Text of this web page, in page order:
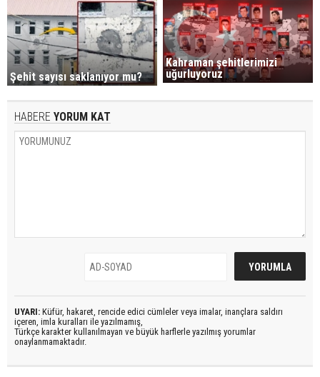
Şehit sayısı saklanıyor mu?
Kahraman şehitlerimizi
uğurluyoruz
HABERE YORUM KAT
UYARI: Küfür, hakaret, rencide edici cümleler veya imalar, inançlara saldırı
içeren, imla kuralları ile yazılmamış,
Türkçe karakter kullanılmayan ve büyük harflerle yazılmış yorumlar
onaylanmamaktadır.